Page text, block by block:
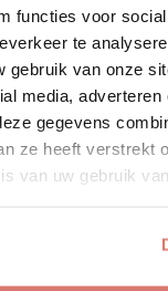
functies voor
te
gebruik van onze
media, adverteren
gegevens
ze heeft verstrekt
van uw gebruik